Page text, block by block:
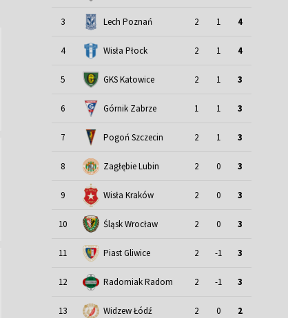
3 Lech Poznań 2 1 4
4 Wisła Płock 2 1 4
5 GKS Katowice 2 1 3
6 Górnik Zabrze 1 1 3
7 Pogoń Szczecin 2 1 3
8 Zagłębie Lubin 2 0 3
9 Wisła Kraków 2 0 3
10 Śląsk Wrocław 2 0 3
11 Piast Gliwice 2 -1 3
12 Radomiak Radom 2 -1 3
13 Widzew Łódź 2 0 2